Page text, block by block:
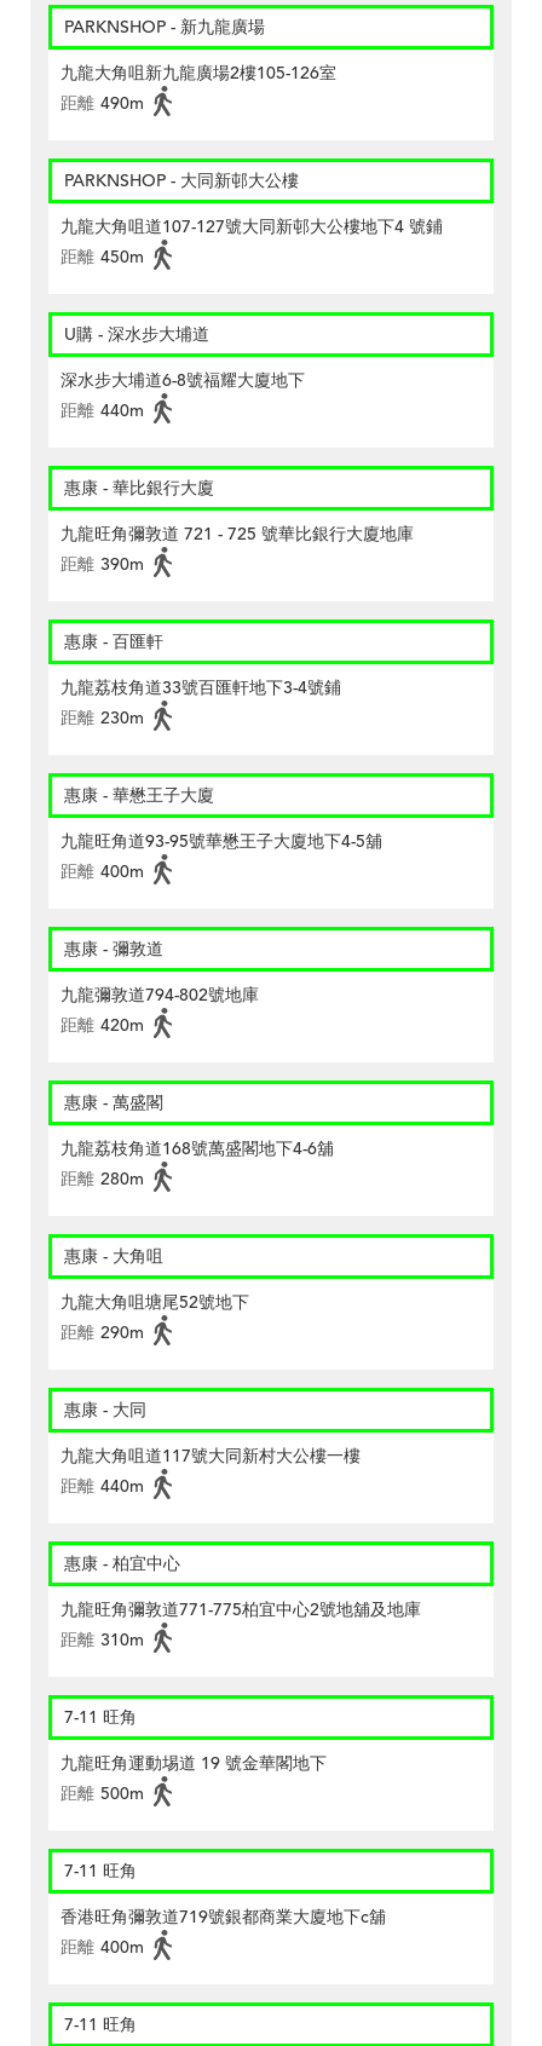
PARKNSHOP - 新九龍廣場
九龍大角咀新九龍廣場2樓105-126室
距離 490m
PARKNSHOP - 大同新邨大公樓
九龍大角咀道107-127號大同新邨大公樓地下4 號鋪
距離 450m
U購 - 深水步大埔道
深水步大埔道6-8號福耀大廈地下
距離 440m
惠康 - 華比銀行大廈
九龍旺角彌敦道 721 - 725 號華比銀行大廈地庫
距離 390m
惠康 - 百匯軒
九龍荔枝角道33號百匯軒地下3-4號鋪
距離 230m
惠康 - 華懋王子大廈
九龍旺角道93-95號華懋王子大廈地下4-5舖
距離 400m
惠康 - 彌敦道
九龍彌敦道794-802號地庫
距離 420m
惠康 - 萬盛閣
九龍荔枝角道168號萬盛閣地下4-6舖
距離 280m
惠康 - 大角咀
九龍大角咀塘尾52號地下
距離 290m
惠康 - 大同
九龍大角咀道117號大同新村大公樓一樓
距離 440m
惠康 - 柏宜中心
九龍旺角彌敦道771-775柏宜中心2號地舖及地庫
距離 310m
7-11 旺角
九龍旺角運動埸道 19 號金華閣地下
距離 500m
7-11 旺角
香港旺角彌敦道719號銀都商業大廈地下c舖
距離 400m
7-11 旺角